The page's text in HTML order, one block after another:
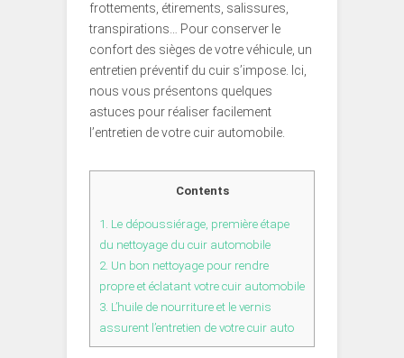
frottements, étirements, salissures,
transpirations… Pour conserver le
confort des sièges de votre véhicule, un
entretien préventif du cuir s’impose. Ici,
nous vous présentons quelques
astuces pour réaliser facilement
l’entretien de votre cuir automobile.
Contents
1. Le dépoussiérage, première étape
du nettoyage du cuir automobile
2. Un bon nettoyage pour rendre
propre et éclatant votre cuir automobile
3. L’huile de nourriture et le vernis
assurent l’entretien de votre cuir auto